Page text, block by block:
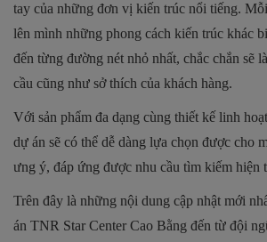
tay của những đơn vị kiến trúc nổi tiếng.
lên mình những phong cách kiến trúc khác
đến từng đường nét nhỏ nhất, chắc chắn sẽ
cầu cũng như sở thích của khách hàng.
Với sản phẩm đa dạng cùng thiết kế linh
dự án sẽ có thể dễ dàng lựa chọn được cho
ưng ý, đáp ứng được nhu cầu tìm kiếm hiện
Trên đây là những nội dung cập nhật mới
án TNR Star Center Cao Bằng đến từ đội